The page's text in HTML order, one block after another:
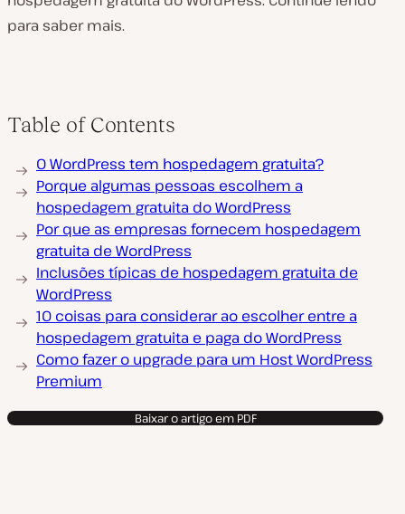
para saber mais.
Table of Contents
O WordPress tem hospedagem gratuita?
Porque algumas pessoas escolhem a
hospedagem gratuita do WordPress
Por que as empresas fornecem hospedagem
gratuita de WordPress
Inclusões típicas de hospedagem gratuita de
WordPress
10 coisas para considerar ao escolher entre a
hospedagem gratuita e paga do WordPress
Como fazer o upgrade para um Host WordPress
Premium
Baixar o artigo em PDF